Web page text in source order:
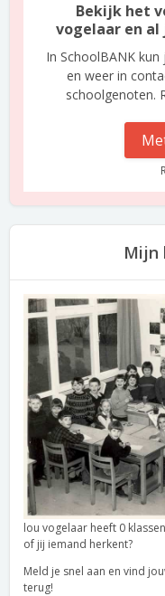
Bekijk het
vogelaar en al
In SchoolBANK kun
en weer in
schoolgenoten.
Mijn
lou vogelaar heeft 0
of jij iemand herkent?
Meld je snel aan en vind
terug!